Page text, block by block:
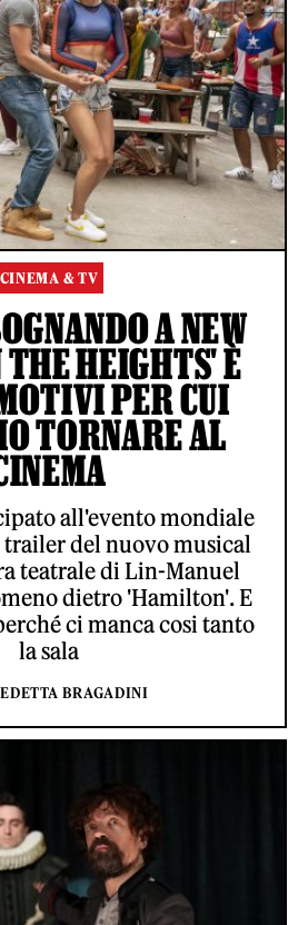
CINEMA & TV
A NEW
HEIGHTS' È
PER CUI
TORNARE AL
all'evento mondiale
del nuovo musical
teatrale di Lin-Manuel
dietro 'Hamilton'. E
ci manca cosi tanto
la sala
BRAGADINI